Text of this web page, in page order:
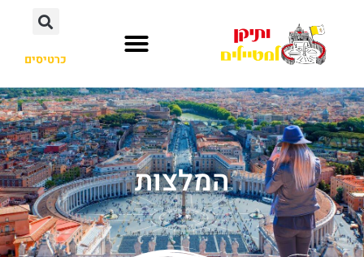
כרטיסים
המלצות